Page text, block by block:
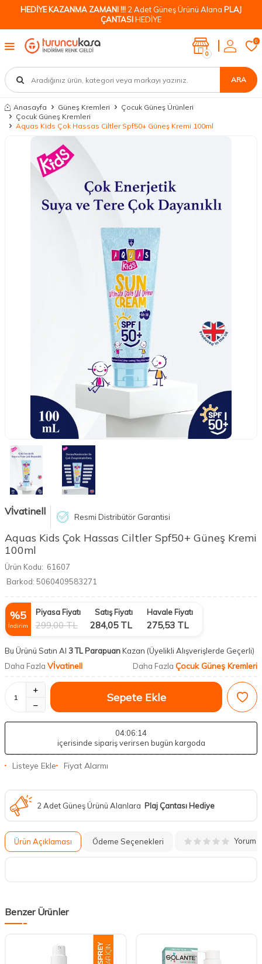
HEDİYE KAZANMA ZAMANI !!! 2 Adet Güneş Ürünü Alana PLAJ
ÇANTASIHEDİYE
ARA
0
0
Anasayfa Güneş Kremleri
Çocuk Güneş Ürünleri
Çocuk Güneş Kremleri
Aquas Kids Çok Hassas Ciltler Spf50+ Güneş Kremi 100ml
Vİvatinell Resmi Distribütör Garantisi
Aquas Kids Çok Hassas Ciltler Spf50+ Güneş Kremi
100ml
Ürün Kodu: 61607
Barkod: 5060409583271
%5
İndirim
Piyasa Fiyatı
299,00TL
Satış Fiyatı
284,05TL
Havale Fiyatı
275,53 TL
Bu Ürünü Satın Al 3 TL ParapuanKazan (Üyelikli Alışverişlerde Geçerli)
Daha Fazla Vİvatinell Daha Fazla Çocuk Güneş Kremleri
Sepete Ekle
04:06:14
içerisinde sipariş verirsen bugün kargoda
Listeye Ekle Fiyat Alarmı
2 Adet Güneş Ürünü Alanlara Plaj Çantası Hediye
Ürün Açıklaması Ödeme Seçenekleri Yorum
Benzer Ürünler